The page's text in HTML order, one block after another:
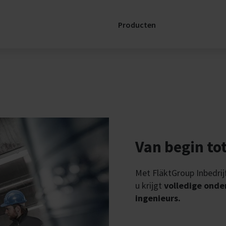
Producten
Van begin
Met FläktGroup
u krijgt volledige
ingenieurs.